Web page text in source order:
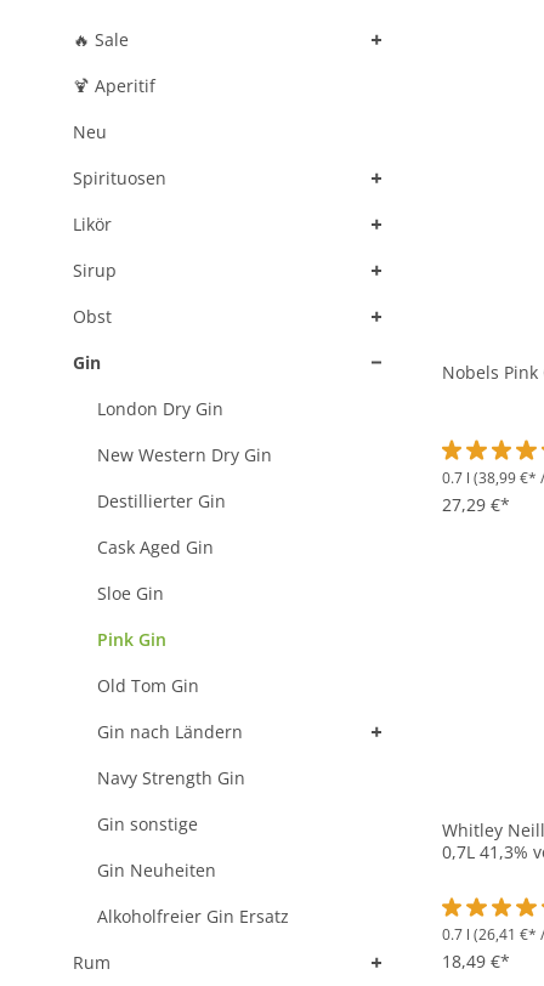
Ihr umfassender Leitfaden zu Pink Gin
Entdecken Sie die faszinierende Welt des Pink Gin –
Cocktail-Liebhaber weltweit begeistert. In diesem Guide
Neuling sind, hier finden Sie wertvolle Einblicke und
🔥 Sale +
🍹 Aperitif
Neu
Spirituosen
+
Likör +
Sirup +
Obst +
Gin
London Dry Gin
New Western Dry Gin
Destillierter Gin
Cask Aged Gin
Sloe Gin
Pink Gin
Old Tom Gin
Gin nach Ländern
+
Navy Strength Gin
Gin sonstige
Gin Neuheiten
Alkoholfreier Gin Ersatz
Rum
+
Nobels Pink
0.7 l (38,99 €*
27,29 €*
Whitley
0,7L 41,3%
0.7 l (26,41 €*
18,49 €*